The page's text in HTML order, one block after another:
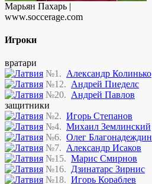
Марьян Пахарь |
www.soccerage.com
Игроки
вратари
№1. Александр Колинько
№12. Андрей Пиеделс
№20. Андрей Павлов
защитники
№2. Игорь Степанов
№4. Михаил Землинский
№6. Олег Благонадеждин
№7. Александр Исаков
№15. Марис Смирнов
№16. Дзинатарс Зирнис
№18. Игорь Кораблев